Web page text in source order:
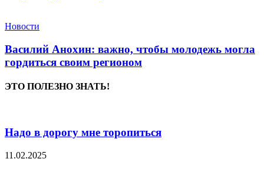
Новости
Василий Анохин: важно, чтобы молодежь могла
гордиться своим регионом
ЭТО ПОЛЕЗНО ЗНАТЬ!
Надо в дорогу мне торопиться
11.02.2025